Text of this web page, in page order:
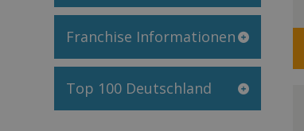
Franchise Informationen
Top 100 Deutschland